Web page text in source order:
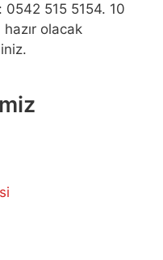
0542 515 5154. 10
olacak